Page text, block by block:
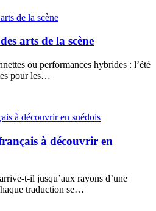
arts de la scène
ou performances hybrides : l’été
pour les…
à découvrir en
t-il jusqu’aux rayons d’une
traduction se…